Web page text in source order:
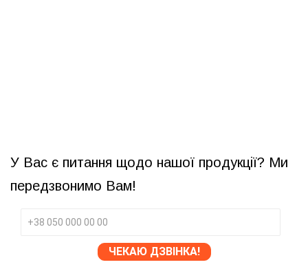
У Вас є питання щодо нашої продукції? Ми
передзвонимо Вам!